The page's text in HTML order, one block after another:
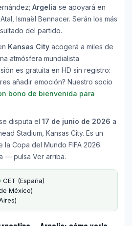
Argelia se apoyará en
Ismaël Bennacer. Serán los más
del partido.
Kansas City acogerá a miles de
atmósfera mundialista
es gratuita en HD sin registro:
añadir emoción? Nuestro socio
bono de bienvenida para
disputa el 17 de junio de 2026 a
Stadium, Kansas City. Es un
la Copa del Mundo FIFA 2026.
— pulsa Ver arriba.
CET (España)
México)